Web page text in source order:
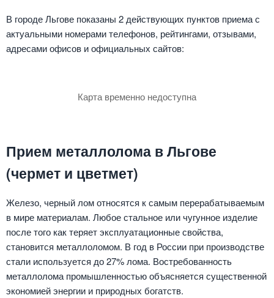
В городе Льгове показаны 2 действующих пунктов приема с
актуальными номерами телефонов, рейтингами, отзывами,
адресами офисов и официальных сайтов:
Карта временно недоступна
Прием металлолома в Льгове
(чермет и цветмет)
Железо, черный лом относятся к самым перерабатываемым
в мире материалам. Любое стальное или чугунное изделие
после того как теряет эксплуатационные свойства,
становится металлоломом. В год в России при производстве
стали используется до 27% лома. Востребованность
металлолома промышленностью объясняется существенной
экономией энергии и природных богатств.